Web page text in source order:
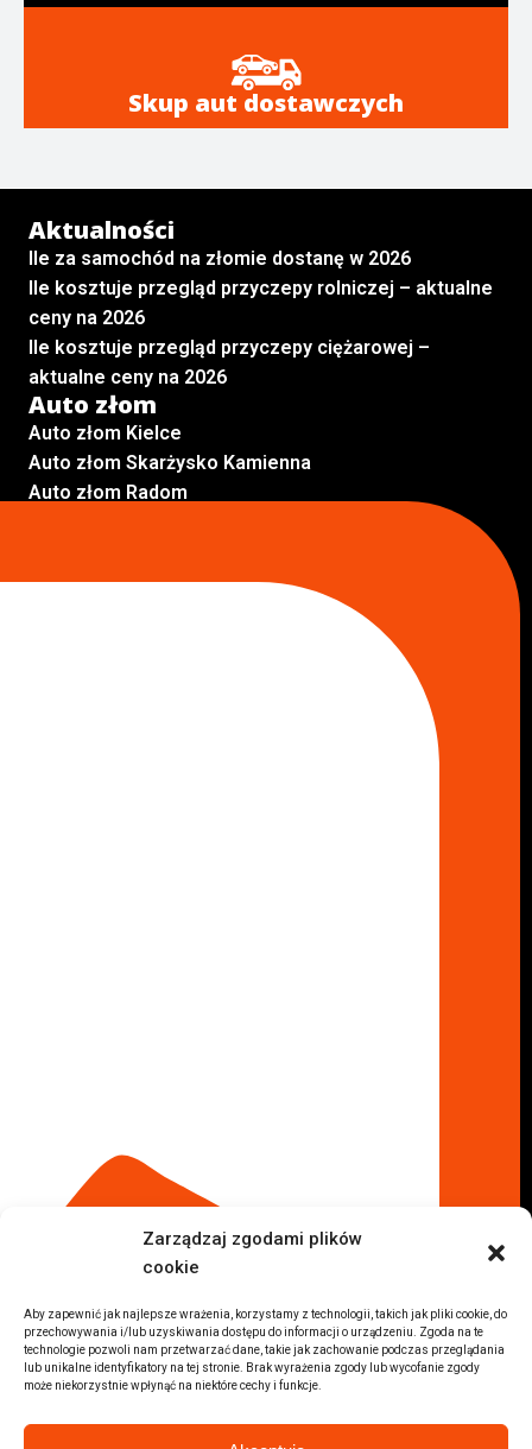
Zarządzaj zgodami plików
cookie
Aby zapewnić jak najlepsze wrażenia, korzystamy z technologii, takich jak pliki cookie, do
przechowywania i/lub uzyskiwania dostępu do informacji o urządzeniu. Zgoda na te
technologie pozwoli nam przetwarzać dane, takie jak zachowanie podczas przeglądania
lub unikalne identyfikatory na tej stronie. Brak wyrażenia zgody lub wycofanie zgody
może niekorzystnie wpłynąć na niektóre cechy i funkcje.
Skup aut dostawczych
Aktualności
Ile za samochód na złomie dostanę w 2026
Ile kosztuje przegląd przyczepy rolniczej – aktualne
ceny na 2026
Ile kosztuje przegląd przyczepy ciężarowej –
aktualne ceny na 2026
Auto złom
Auto złom Kielce
Auto złom Skarżysko Kamienna
Auto złom Radom
Auto złom Lublin
Komis samochodowy Lublin
Komis samochodowy Sochaczew
Inne Lokalizacje
Auta z USA Rzeszów
Auta z USA Białystok
Auta z USA Kraków
Marki samochodów
Sprzedam BMW